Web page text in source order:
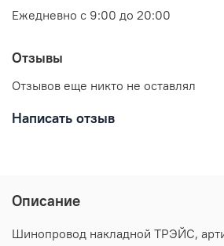
Ежедневно с 9:00 до 20:00
Отзывы
Отзывов еще никто не оставлял
Написать отзыв
Описание
Шинопровод накладной ТРЭЙС,